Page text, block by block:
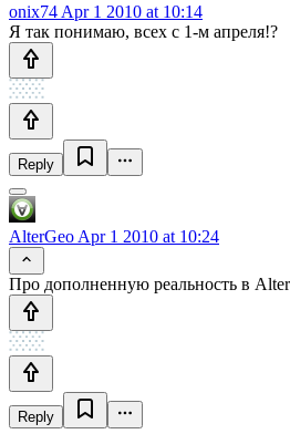
onix74 Apr 1 2010 at 10:14
Я так понимаю, всех с 1-м апреля!?
Reply
AlterGeo Apr 1 2010 at 10:24
Про дополненную реальность в
Reply